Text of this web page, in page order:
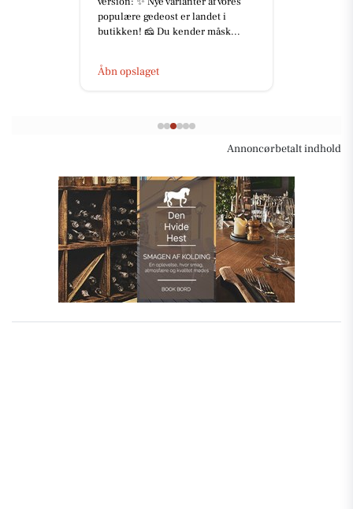
populære gedeost er landet i
butikken! 🧀 Du kender måsk...
Åbn opslaget
Annoncørbetalt indhold